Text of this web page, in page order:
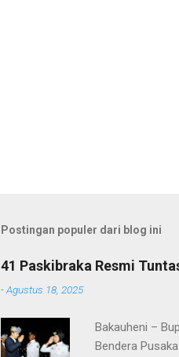
Postingan populer dari blog ini
41 Paskibraka Resmi
-Agustus 18, 2025
Bakauheni –
Bendera